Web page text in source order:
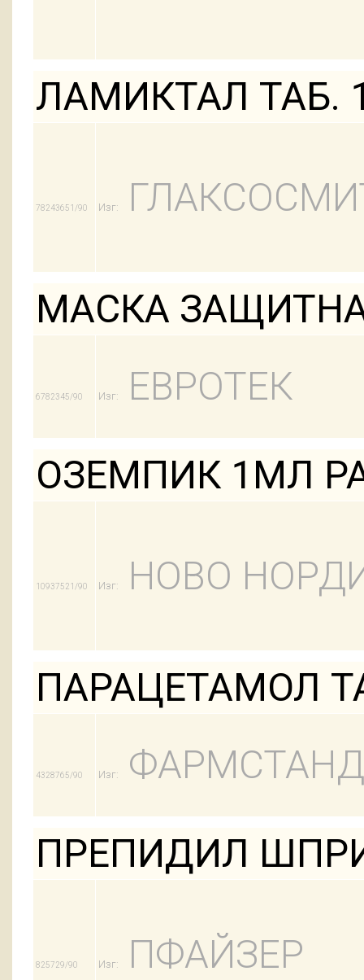
ЛАМИКТАЛ ТАБ.
78243651/90 Изг:
МАСКА
6782345/90 Изг:
ЕВРОТЕК
ОЗЕМПИК 1МЛ
10937521/90 Изг: НОВО
ПАРАЦЕТАМОЛ
4328765/90 Изг:
ПРЕПИДИЛ
825729/90 Изг: ПФАЙЗЕР